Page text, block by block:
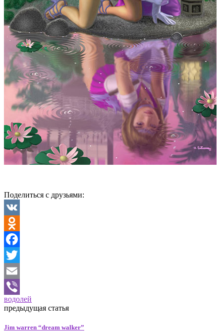
Поделиться с друзьями:
VK
Odnoklassniki
Facebook
Twitter
Email
Viber
водолей
предыдущая статья
Jim warren “dream walker”